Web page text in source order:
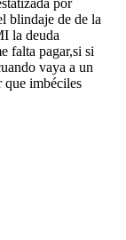
por
blindaje de de la
la deuda
falta pagar,si si
vaya a un
que imbéciles